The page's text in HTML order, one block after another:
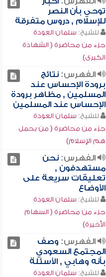
توحي بأن النصر
للإسلام , دروس متفرقة
للشيخ: سلمان العودة
جزء من محاضرة ( الشهادة
الكبرى)
الفهرس:نتائج
برودة الإحساس عند
المسلمين , مظاهر برودة
الإحساس عند المسلمين
للشيخ: سلمان العودة
جزء من محاضرة ( من يحمل
هم الإسلام)
الفهرس:نحن
مستهدفون ,
تعليقات سريعة على
الأوضاع
للشيخ: سلمان العودة
جزء من محاضرة ( السهام
الأخيرة)
الفهرس: وصف
المجتمع السعودي
بأنه وهابي , الأسئلة
للشيخ: سلمان العودة